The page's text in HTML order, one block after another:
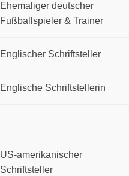
Ehemaliger deutscher
Fußballspieler & Trainer
Englischer Schriftsteller
Englische Schriftstellerin
US-amerikanischer
Schriftsteller